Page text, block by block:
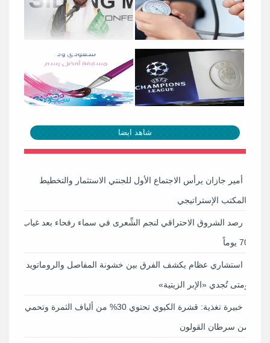
شاهد ايضا
أمير جازان يرأس الاجتماع الأول للجنتي الاستثمار والتخطيط
بالمكتب الإستراتيجي
رصد الشروق الاحتراقي لنجم الشِّعرى في سماء رفحاء بعد غياب
70 يوماً
استشاري عظام يكشف الفرق بين خشونة المفاصل والروماتويد
ومتى تُجدي «الإبر الزيتية»
خبيرة تغذية: قشرة الكيوي تحتوي 30% من ألياف الثمرة وتحمي
من سرطان القولون